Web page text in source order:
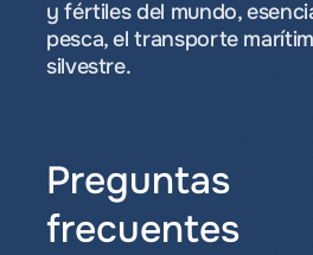
y fértiles del mundo,
pesca, el transporte
silvestre.
Preguntas
frecuentes